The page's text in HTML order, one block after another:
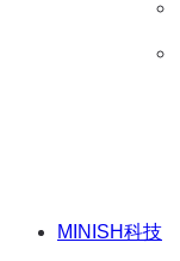
MINISH科技